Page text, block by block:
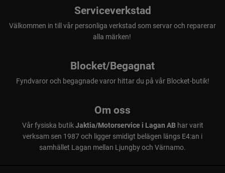
Serviceverkstad
Välkommen in till vår personliga verkstad som servar och reparerar
alla märken!
Blocket/Begagnat
Fyndvaror och begagnade varor hittar du på vår Blocket-butik!
Om oss
Vår fysiska butikJaktia/Motorservice i Lagan ABhar varit
verksam sen 1987 och ligger smidigt belägen längs E4:an i
samhället Lagan mellan Ljungby och Värnamo.